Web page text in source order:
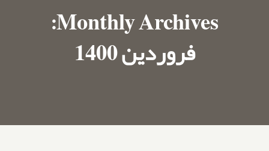
Monthly Archives:
فروردین 1400